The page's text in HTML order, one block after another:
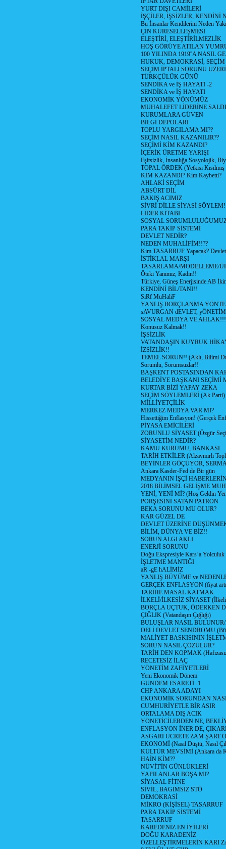
YURT DIŞI CAMİLERİ
İŞÇİLER, İŞSİZLER, KENDİNİ
Bu İnsanlar Kendilerini Neden
ÇİN KÜRESELLEŞMESİ
ELEŞTİRİ, ELEŞTİRİLMEZLİK
HOŞ GÖRÜYE ATILAN
100 YILINDA 1919''A NASIL
HUKUK, DEMOKRASİ, SEÇİM
SEÇİM İPTALİ SORUNU
TÜRKÇÜLÜK GÜNÜ
SENDİKA ve İŞ HAYATI -2
SENDİKA ve İŞ HAYATI
EKONOMİK YÖNÜMÜZ
MUHALEFET LİDERİNE
KURUMLARA GÜVEN
BİLGİ DEPOLARI
TOPLU YARGILAMA MI??
SEÇİM NASIL KAZANILIR??
SEÇİMİ KİM KAZANDI?
İÇERİK ÜRETME YARIŞI
Eşitsizlik, İnsanlığa Sosyolojik,
TOPAL ÖRDEK (Yetkisi
KİM KAZANDI? Kim Kaybetti?
AHLAKİ SEÇİM
ABSÜRT DİL
BAKIŞ ACIMIZ
SİVRİ DİLLE SİYASİ
LİDER KİTABI
SOSYAL
PARA TAKİP SİSTEMİ
DEVLET NEDİR?
NEDEN MUHALİFİM!!??
Kim TASARRUF Yapacak? Devlet
İSTİKLAL MARŞI
TASARLAMA/MODELLEME/
Öteki Yanımız, Kadın!!
Türkiye, Güneş Enerjisinde AB
KENDİNİ BİL/TANI!!
SıRf MuHaliF
YANLIŞ BORÇLANMA
sAVURGAN dEVLET,
SOSYAL MEDYA VE AHLAK!!!
Konusuz Kalmak!!
İŞSİZLİK
VATANDAŞIN KUYRUK
İZSİZLİK!!
TEMEL SORUN!! (Aklı, Bilimi
Sorumlu, Sorumsuzlar!!
BAŞKENT POSTASINDAN
BELEDİYE BAŞKANI SEÇİMİ
KURTAR BİZİ YAPAY ZEKA
SEÇİM SÖYLEMLERİ (Ak Parti)
MİLLİYETÇİLİK
MERKEZ MEDYA VAR MI?
Hissettiğim Enflasyon! (Gerçek
PİYASA EMİCİLERİ
ZORUNLU SİYASET (Özgür
SİYASETİM NEDİR?
KAMU KURUMU, BANKASI
TARİH ETKİLER (Alzaymırlı
BEYİNLER GÖÇÜYOR,
Ankara Kasder-Fed de Bir gün
MEDYANIN İŞÇİ
2018 BİLİMSEL GELİŞME
YENİ, YENİ Mİ? (Hoş Geldin
PORŞESİNİ SATAN PATRON
BEKA SORUNU MU OLUR?
KAR GÜZEL DE
DEVLET ÜZERİNE
BİLİM, DÜNYA VE BİZ!!
SORUN ALGI AKLI
ENERJİ SORUNU
Doğu Ekspresiyle Kars’a Yolculuk
İŞLETME MANTIĞI
aR -gE hALİMİZ
YANLIŞ BÜYÜME ve
GERÇEK ENFLASYON (fiyat
TARİHE MASAL KATMAK
İLKELİ/İLKESİZ SİYASET
BORÇLA UÇTUK, ÖDERKEN
ÇIĞLIK (Vatandaşın Çığlığı)
BULUŞLAR NASIL
DELİ DEVLET SENDROMU
MALİYET BASKISININ
SORUN NASIL ÇÖZÜLÜR?
TARİH DEN KOPMAK
RECETESİZ İLAÇ
YÖNETİM ZAFİYETLERİ
Yeni Ekonomik Dönem
GÜNDEM ESARETİ -1
CHP ANKARA ADAYI
EKONOMİK SORUNDAN
CUMHURİYETLE BİR ASIR
ORTALAMA DIŞ ACIK
YÖNETİCİLERDEN NE,
ENFLASYON İNER DE,
ASGARİ ÜCRETE ZAM ŞART
EKONOMİ (Nasıl Düştü, Nasıl
KÜLTÜR MEVSİMİ (Ankara da
HAİN KİM??
NÜVİT'İN GÜNLÜKLERİ
YAPILANLAR BOŞA MI?
SİYASAL FİTNE
SİVİL, BAGIMSIZ STÖ
DEMOKRASİ
MİKRO (KİŞİSEL) TASARRUF
PARA TAKİP SİSTEMİ
TASARRUF
KAREDENİZ EN İYİLERİ
DOĞU KARADENİZ
ÖZELLEŞTİRMELERİN KARI